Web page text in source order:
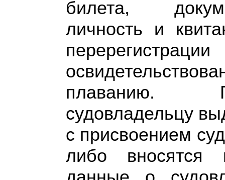
билета,
личность и
плаванию.
судовладельцу
с присвоением
либо вносятся